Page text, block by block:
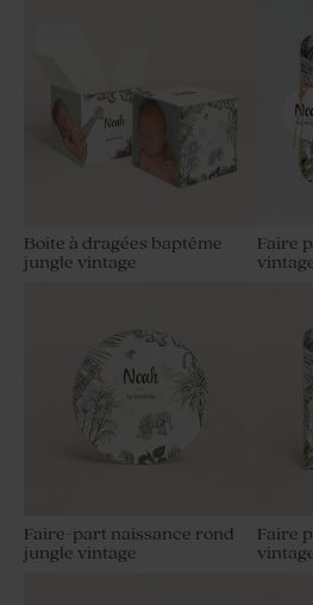
Boite à dragées baptême
jungle vintage
Faire
Faire-part naissance rond
jungle vintage
Faire